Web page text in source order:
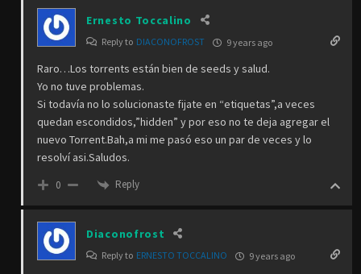
Ernesto Toccalino
Reply to DIACONOFROST 9 years ago
Raro…Los torrents están bien de seeds y salud.
Yo no tuve problemas.
Si todavía no lo solucionaste fijate en “etiquetas”,a veces
quedan escondidos,”hidden” y por eso no te deja agregar el
nuevo Torrent.Bah,a mi me pasó eso un par de veces y lo
resolví asi.Saludos.
0 Reply
Diaconofrost
Reply to ERNESTO TOCCALINO 9 years ago